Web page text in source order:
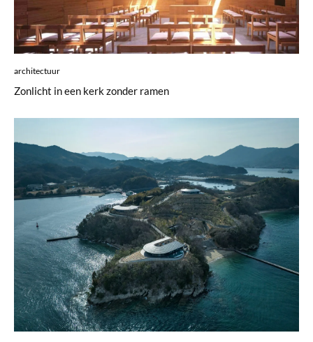
architectuur
Zonlicht in een kerk zonder ramen